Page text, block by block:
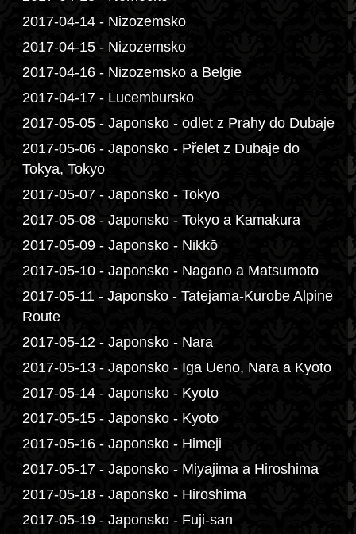
2017-04-14 - Nizozemsko
2017-04-15 - Nizozemsko
2017-04-16 - Nizozemsko a Belgie
2017-04-17 - Lucembursko
2017-05-05 - Japonsko - odlet z Prahy do Dubaje
2017-05-06 - Japonsko - Přelet z Dubaje do
Tokya, Tokyo
2017-05-07 - Japonsko - Tokyo
2017-05-08 - Japonsko - Tokyo a Kamakura
2017-05-09 - Japonsko - Nikkō
2017-05-10 - Japonsko - Nagano a Matsumoto
2017-05-11 - Japonsko - Tatejama-Kurobe Alpine
Route
2017-05-12 - Japonsko - Nara
2017-05-13 - Japonsko - Iga Ueno, Nara a Kyoto
2017-05-14 - Japonsko - Kyoto
2017-05-15 - Japonsko - Kyoto
2017-05-16 - Japonsko - Himeji
2017-05-17 - Japonsko - Miyajima a Hiroshima
2017-05-18 - Japonsko - Hiroshima
2017-05-19 - Japonsko - Fuji-san